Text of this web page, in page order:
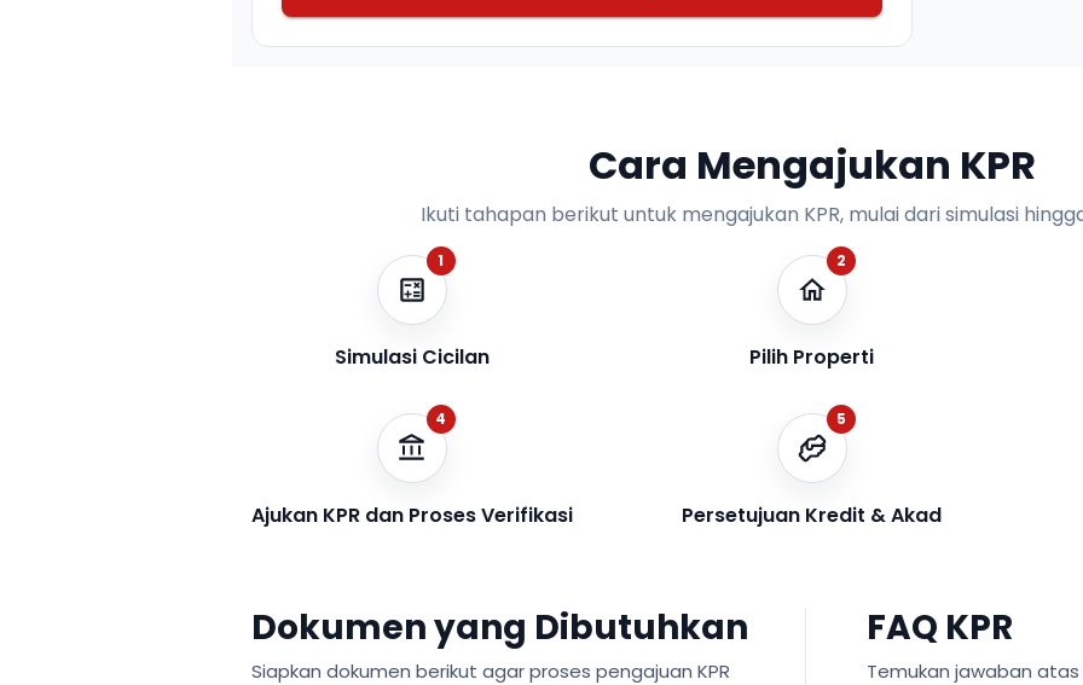
Cara Mengajukan KPR
Ikuti tahapan berikut untuk mengajukan KPR, mulai dari simulasi
1
Simulasi Cicilan
2
Pilih Properti
4
Ajukan KPR dan Proses Verifikasi
5
Persetujuan Kredit & Akad
Dokumen yang Dibutuhkan
Siapkan dokumen berikut agar proses pengajuan KPR
FAQ KPR
Temukan jawaban